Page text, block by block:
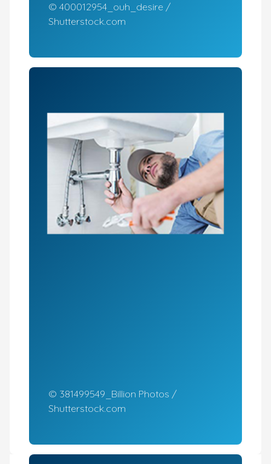
© 400012954_ouh_desire /
Shutterstock.com
© 381499549_Billion Photos /
Shutterstock.com